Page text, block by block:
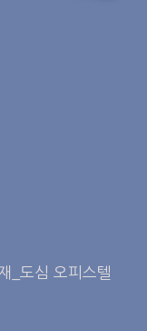
_도심 오피스텔